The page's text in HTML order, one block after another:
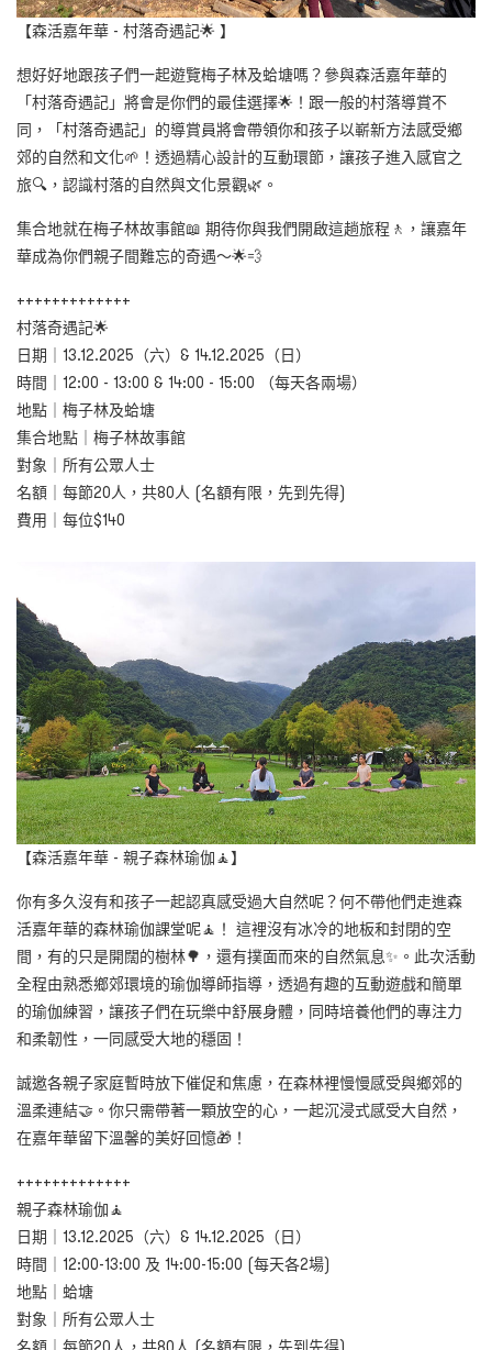
【森活嘉年華 - 村落奇遇記🌟 】
想好好地跟孩子們一起遊覽梅子林及蛤塘嗎？參與森活嘉年華的
「村落奇遇記」將會是你們的最佳選擇🌟！跟一般的村落導賞不
同，「村落奇遇記」的導賞員將會帶領你和孩子以嶄新方法感受鄉
郊的自然和文化🌱！透過精心設計的互動環節，讓孩子進入感官之
旅🔍，認識村落的自然與文化景觀🌿。
集合地就在梅子林故事館📖 期待你與我們開啟這趟旅程🚶，讓嘉年
華成為你們親子間難忘的奇遇～🌟💨​
+++++++++++++
村落奇遇記🌟
日期｜13.12.2025（六）& 14.12.2025（日）
時間｜12:00 - 13:00 & 14:00 - 15:00 （每天各兩場）
地點｜梅子林及蛤塘
集合地點｜梅子林故事館
對象｜所有公眾人士
名額｜每節20人，共80人 (名額有限，先到先得)
費用｜每位$140
【森活嘉年華 - 親子森林瑜伽🧘】
你有多久沒有和孩子一起認真感受過大自然呢？何不帶他們走進森
活嘉年華的森林瑜伽課堂呢🧘！ 這裡沒有冰冷的地板和封閉的空
間，有的只是開闊的樹林🌳，還有撲面而來的自然氣息✨。此次活動
全程由熟悉鄉郊環境的瑜伽導師指導，透過有趣的互動遊戲和簡單
的瑜伽練習，讓孩子們在玩樂中舒展身體，同時培養他們的專注力
和柔韌性，一同感受大地的穩固！
誠邀各親子家庭暫時放下催促和焦慮，在森林裡慢慢感受與鄉郊的
溫柔連結🤝。你只需帶著一顆放空的心，一起沉浸式感受大自然，
在嘉年華留下溫馨的美好回憶🎁！
+++++++++++++
親子森林瑜伽🧘
日期｜13.12.2025（六）& 14.12.2025（日）
時間｜12:00-13:00 及 14:00-15:00 (每天各2場)
地點｜蛤塘
對象｜所有公眾人士